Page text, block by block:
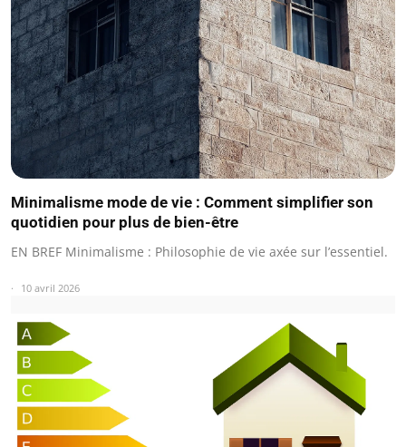
Minimalisme mode de vie : Comment simplifier son
quotidien pour plus de bien-être
EN BREF Minimalisme : Philosophie de vie axée sur l’essentiel.
10 avril 2026